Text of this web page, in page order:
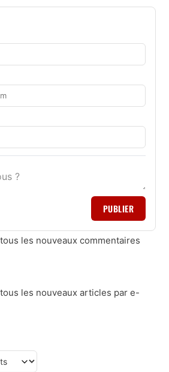
PUBLIER
les nouveaux commentaires
les nouveaux articles par e-